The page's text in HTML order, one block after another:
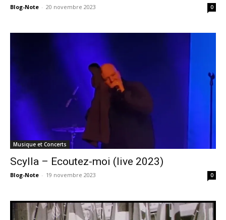
Blog-Note - 20 novembre 2023 0
Musique et Concerts
Scylla – Ecoutez-moi (live 2023)
Blog-Note - 19 novembre 2023 0